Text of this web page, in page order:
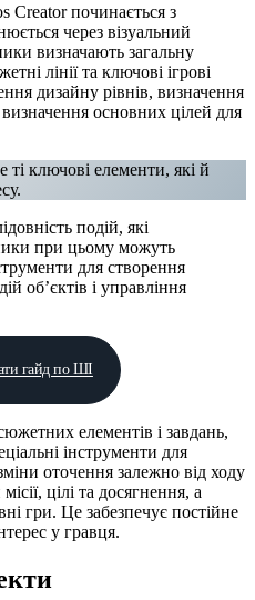
Creator починається з
через візуальний
визначають загальну
лінії та ключові ігрові
дизайну рівнів, визначення
визначення основних цілей для
ті ключові елементи, які й
подій, які
при цьому можуть
для створення
об’єктів і управління
гайд по ШІ
елементів і завдань,
інструменти для
оточення залежно від ходу
цілі та досягнення, а
гри. Це забезпечує постійне
у гравця.